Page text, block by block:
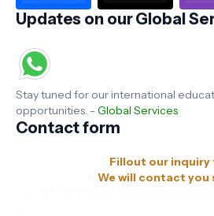
Updates on our Global
Stay tuned for our international
opportunities. - Global Services
Contact form
Fillout our inquiry
We will contact you